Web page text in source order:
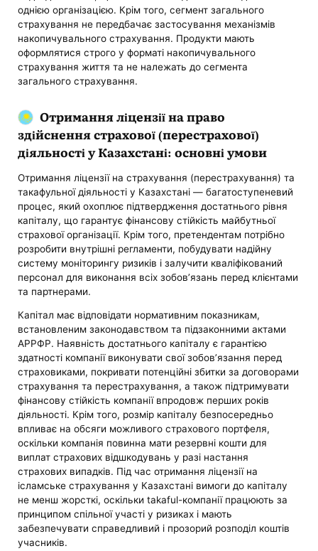
однією організацією. Крім того, сегмент загального
страхування не передбачає застосування механізмів
накопичувального страхування. Продукти мають
оформлятися строго у форматі накопичувального
страхування життя та не належать до сегмента
загального страхування.
Отримання ліцензії на право
здійснення страхової (перестрахової)
діяльності у Казахстані: основні умови
Отримання ліцензії на страхування (перестрахування) та
такафульної діяльності у Казахстані — багатоступеневий
процес, який охоплює підтвердження достатнього рівня
капіталу, що гарантує фінансову стійкість майбутньої
страхової організації. Крім того, претендентам потрібно
розробити внутрішні регламенти, побудувати надійну
систему моніторингу ризиків і залучити кваліфікований
персонал для виконання всіх зобов’язань перед клієнтами
та партнерами.
Капітал має відповідати нормативним показникам,
встановленим законодавством та підзаконними актами
АРРФР. Наявність достатнього капіталу є гарантією
здатності компанії виконувати свої зобов’язання перед
страховиками, покривати потенційні збитки за договорами
страхування та перестрахування, а також підтримувати
фінансову стійкість компанії впродовж перших років
діяльності. Крім того, розмір капіталу безпосередньо
впливає на обсяги можливого страхового портфеля,
оскільки компанія повинна мати резервні кошти для
виплат страхових відшкодувань у разі настання
страхових випадків. Під час отримання ліцензії на
ісламське страхування у Казахстані вимоги до капіталу
не менш жорсткі, оскільки takaful-компанії працюють за
принципом спільної участі у ризиках і мають
забезпечувати справедливий і прозорий розподіл коштів
учасників.